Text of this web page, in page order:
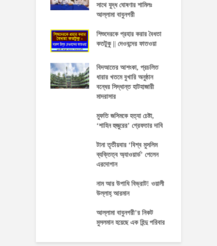
সাথে যুদ্ধ ঘোষণার শামিলঃ
আল্লামা বাবুনগরী
শিশুদেরকে প্রহার করার বৈধতা
কতটুকু || দেওবন্দের ফাতওয়া
বিদআতের আশংকা, প্রচলিত
ধারার খতমে বুখারি অনুষ্ঠান
বন্ধের সিদ্ধান্ত হাটহাজারী
মাদরাসার
মুফতি জসিমকে হত্যা চেষ্টা,
‘শাহিন হুজুরের’ গ্রেফতার দাবি
টানা তৃতীয়বার ‘বিশ্ব মুসলিম
ব্যক্তিত্ব অ্যাওয়ার্ড’ পেলেন
এরদোগান
নাম আর উপাধি বিভ্রাট! ওয়ালী
উল্লাহ্‌ আরমান
আল্লামা বাবুনগরী’র নিকট
মুসলমান হয়েছে এক হিন্দু পরিবার